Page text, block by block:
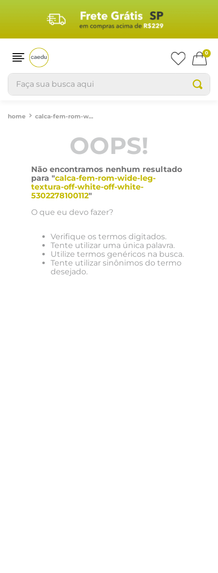
0
Faça sua busca aqui
calca-fem-rom-wide-leg-textura-off-white-off-white-5302278100112
OOPS!
Não encontramos nenhum resultado
para "calca-fem-rom-wide-leg-
textura-off-white-off-white-
5302278100112"
O que eu devo fazer?
Verifique os termos digitados.
Tente utilizar uma única palavra.
Utilize termos genéricos na busca.
Tente utilizar sinônimos do termo
desejado.